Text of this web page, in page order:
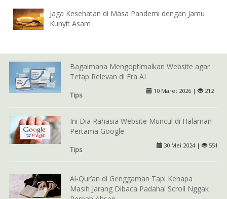
Jaga Kesehatan di Masa Pandemi dengan Jamu
Kunyit Asam
Bagaimana Mengoptimalkan Website agar
Tetap Relevan di Era AI
Tips
10 Maret 2026 | 212
Ini Dia Rahasia Website Muncul di Halaman
Pertama Google
Tips
30 Mei 2024 | 551
Al-Qur’an di Genggaman Tapi Kenapa
Masih Jarang Dibaca Padahal Scroll Nggak